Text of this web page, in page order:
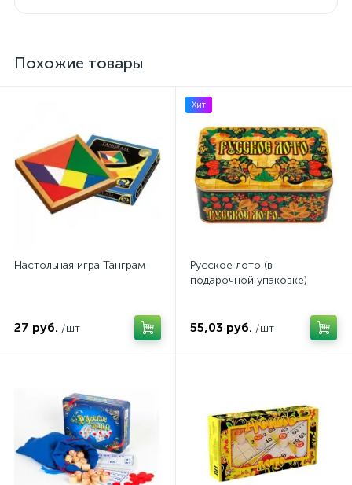
Похожие товары
Настольная игра Танграм
27 руб. /шт
Хит
Русское лото (в
подарочной упаковке)
55,03 руб. /шт